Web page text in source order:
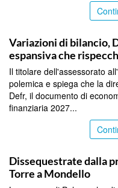
Variazioni di bilancio,
espansiva che
Il titolare dell'assessorato
polemica e spiega che la
Defr, il documento di
finanziaria 2027...
Dissequestrate dalla
Torre a Mondello